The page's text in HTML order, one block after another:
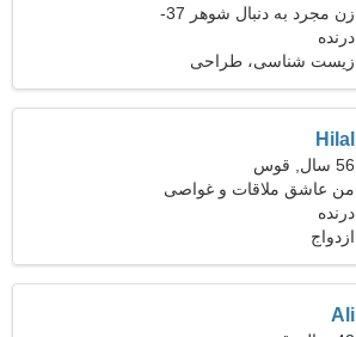
زن مجرد به دنبال شوهر 37-
38
درنده
زیست شناسی، طراحی
داخلی
Hilal
56 سال, قوس
من عاشق ملاقات و غواصی
هستم
درنده
ازدواج
Ali